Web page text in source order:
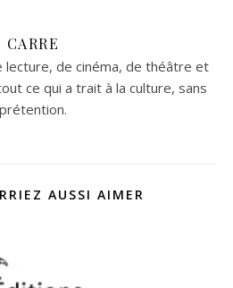
CARRE
lecture, de cinéma, de théâtre et
ce qui a trait à la culture, sans
prétention.
AUSSI AIMER